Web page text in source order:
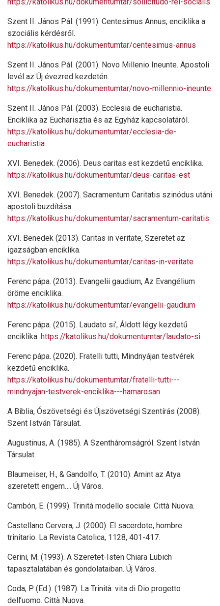
https://katolikus.hu/dokumentumtar/sollicitudo-rei-socialis
Szent II. János Pál. (1991). Centesimus Annus, enciklika a
szociális kérdésről.
https://katolikus.hu/dokumentumtar/centesimus-annus
Szent II. János Pál. (2001). Novo Millenio Ineunte. Apostoli
levél az Új évezred kezdetén.
https://katolikus.hu/dokumentumtar/novo-millennio-ineunte
Szent II. János Pál. (2003). Ecclesia de eucharistia.
Enciklika az Eucharisztia és az Egyház kapcsolatáról.
https://katolikus.hu/dokumentumtar/ecclesia-de-
eucharistia
XVI. Benedek. (2006). Deus caritas est kezdetű enciklika.
https://katolikus.hu/dokumentumtar/deus-caritas-est
XVI. Benedek. (2007). Sacramentum Caritatis szinódus utáni
apostoli buzdítása.
https://katolikus.hu/dokumentumtar/sacramentum-caritatis
XVI. Benedek (2013). Caritas in veritate, Szeretet az
igazságban enciklika.
https://katolikus.hu/dokumentumtar/caritas-in-veritate
Ferenc pápa. (2013). Evangelii gaudium, Az Evangélium
öröme enciklika.
https://katolikus.hu/dokumentumtar/evangelii-gaudium
Ferenc pápa. (2015). Laudato si’, Áldott légy kezdetű
enciklika. https://katolikus.hu/dokumentumtar/laudato-si
Ferenc pápa. (2020). Fratelli tutti, Mindnyájan testvérek
kezdetű enciklika.
https://katolikus.hu/dokumentumtar/fratelli-tutti---
mindnyajan-testverek-enciklika---hamarosan
A Biblia, Ószövetségi és Újszövetségi Szentírás (2008).
Szent István Társulat.
Augustinus, A. (1985). A Szentháromságról. Szent István
Társulat.
Blaumeiser, H., & Gandolfo, T. (2010). Amint az Atya
szeretett engem…. Új Város.
Cambón, E. (1999). Trinità modello sociale. Città Nuova.
Castellano Cervera, J. (2000). El sacerdote, hombre
trinitario. La Revista Catolica, 1128, 401-417.
Cerini, M. (1993). A Szeretet-Isten Chiara Lubich
tapasztalatában és gondolataiban. Új Város.
Coda, P. (Ed.). (1987). La Trinità: vita di Dio progetto
dell’uomo. Città Nuova.